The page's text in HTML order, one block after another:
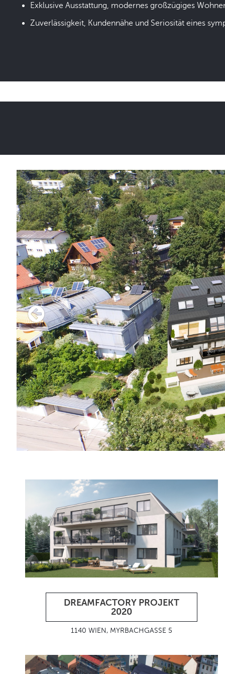
Exklusive Ausstattung, modernes großzügiges
Zuverlässigkeit, Kundennähe und Seriosität eines
DREAMFACTORY PROJEKT
2020
1140 WIEN, MYRBACHGASSE 5